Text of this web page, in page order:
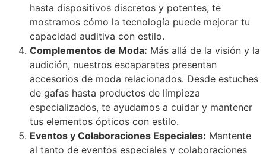
hasta dispositivos discretos y potentes, te
mostramos cómo la tecnología puede mejorar tu
capacidad auditiva con estilo.
Complementos de Moda: Más allá de la visión y la
audición, nuestros escaparates presentan
accesorios de moda relacionados. Desde estuches
de gafas hasta productos de limpieza
especializados, te ayudamos a cuidar y mantener
tus elementos ópticos con estilo.
Eventos y Colaboraciones Especiales: Mantente
al tanto de eventos especiales y colaboraciones